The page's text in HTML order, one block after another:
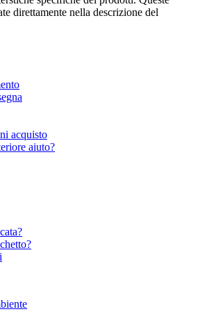
direttamente nella descrizione del
acquisto
aiuto?